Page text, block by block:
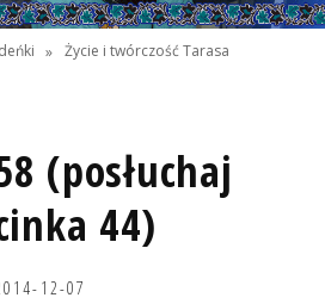
» Życie i twórczość Tarasa
(posłuchaj
44)
12-07